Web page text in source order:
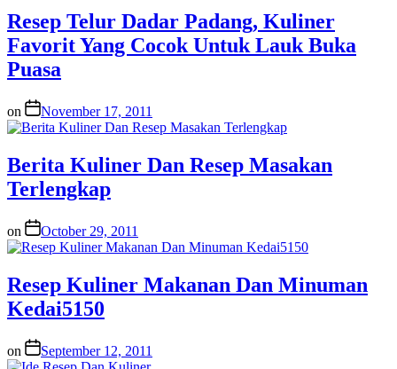
Resep Telur Dadar Padang, Kuliner
Favorit Yang Cocok Untuk Lauk Buka
Puasa
on November 17, 2011
Berita Kuliner Dan Resep Masakan
Terlengkap
on October 29, 2011
Resep Kuliner Makanan Dan Minuman
Kedai5150
on September 12, 2011